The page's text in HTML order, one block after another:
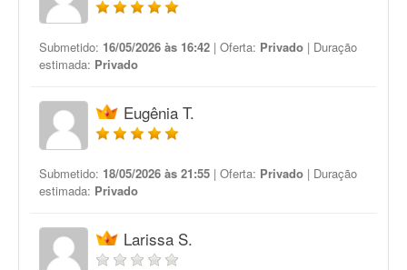
Submetido: 16/05/2026 às 16:42 | Oferta: Privado | Duração
estimada: Privado
Eugênia T.
Submetido: 18/05/2026 às 21:55 | Oferta: Privado | Duração
estimada: Privado
Larissa S.